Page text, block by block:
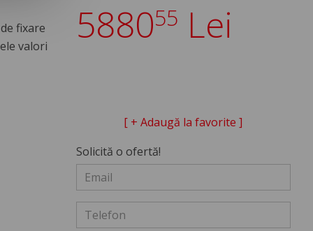
fixare
valori
588055 Lei
[ + Adaugă la favorite ]
Solicită o ofertă!